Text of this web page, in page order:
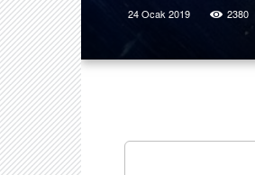
24 Ocak 2019 2380